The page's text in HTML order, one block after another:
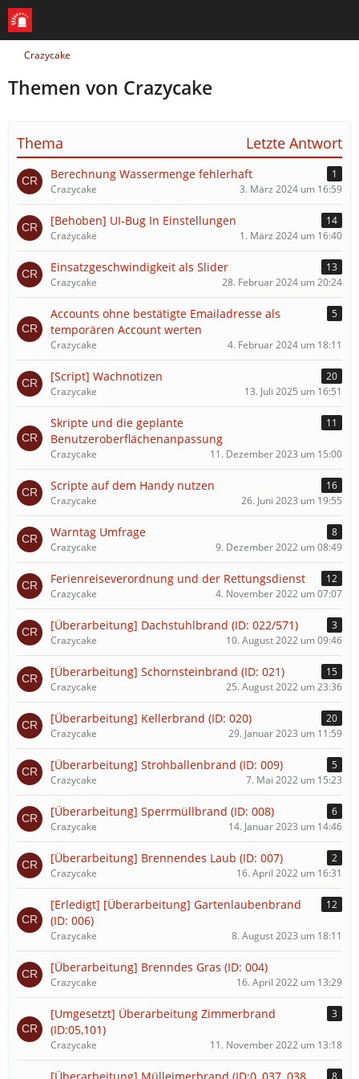
Crazycake
Themen von Crazycake
Thema Letzte Antwort
Berechnung Wassermenge fehlerhaft
1
Crazycake
3. März 2024 um 16:59
[Behoben] UI-Bug In Einstellungen
14
Crazycake
1. März 2024 um 16:40
Einsatzgeschwindigkeit als Slider
13
Crazycake
28. Februar 2024 um 20:24
Accounts ohne bestätigte Emailadresse als
temporären Account werten
5
Crazycake 4. Februar 2024 um 18:11
[Script] Wachnotizen
20
Crazycake
13. Juli 2025 um 16:51
Skripte und die geplante
Benutzeroberflächenanpassung
11
Crazycake 11. Dezember 2023 um 15:00
Scripte auf dem Handy nutzen
16
Crazycake
26. Juni 2023 um 19:55
Warntag Umfrage
8
Crazycake
9. Dezember 2022 um 08:49
Ferienreiseverordnung und der Rettungsdienst
12
Crazycake
4. November 2022 um 07:07
[Überarbeitung] Dachstuhlbrand (ID: 022/571)
3
Crazycake
10. August 2022 um 09:46
[Überarbeitung] Schornsteinbrand (ID: 021)
15
Crazycake
25. August 2022 um 23:36
[Überarbeitung] Kellerbrand (ID: 020)
20
Crazycake
29. Januar 2023 um 11:59
[Überarbeitung] Strohballenbrand (ID: 009)
5
Crazycake
7. Mai 2022 um 15:23
[Überarbeitung] Sperrmüllbrand (ID: 008)
6
Crazycake
14. Januar 2023 um 14:46
[Überarbeitung] Brennendes Laub (ID: 007)
2
Crazycake
16. April 2022 um 16:31
[Erledigt] [Überarbeitung] Gartenlaubenbrand
(ID: 006)
12
Crazycake 8. August 2023 um 18:11
[Überarbeitung] Brenndes Gras (ID: 004)
Crazycake 16. April 2022 um 13:29
[Umgesetzt] Überarbeitung Zimmerbrand
(ID:05,101)
3
Crazycake 11. November 2022 um 13:18
8